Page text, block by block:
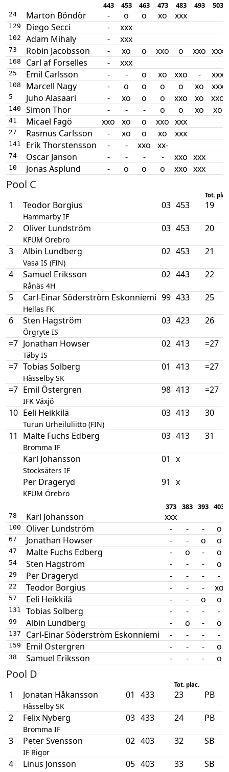
443 453 463 473 483 493 503
24 Marton Böndör - o o xo xxx
129 Diego Secci - xxx
102 Adam Mihaly - xxx
73 Robin Jacobsson - xo o xxo o xxo xxx
168 Carl af Forselles - xxx
25 Emil Carlsson - - o xo xxo - xxx
108 Marcell Nagy - o o o o xo xxx
5 Juho Alasaari - xo o o xxo xo xxo
140 Simon Thor - - - o o xo xo
41 Micael Fagö xxo xo o xxo xxx
27 Rasmus Carlsson - xo o xo xxx
141 Erik Thorstensson - - xxo xx-
74 Oscar Janson - - - - xxo xxx
10 Jonas Asplund - o o o xxo xxx
Pool C
Tot.
1 Teodor Borgius
Hammarby IF
03 453 19
2 Oliver Lundström
KFUM Örebro
03 453 20
3 Albin Lundberg
Vasa IS (FIN)
02 453 21
4 Samuel Eriksson
Rånäs 4H
02 443 22
5 Carl-Einar Söderström Eskonniemi
Hellas FK
99 433 25
6 Sten Hagström
Örgryte IS
03 423 26
=7 Jonathan Howser
Täby IS
02 413 =27
=7 Tobias Solberg
Hässelby SK
01 413 =27
=7 Emil Östergren
IFK Växjö
98 413 =27
10 Eeli Heikkilä
Turun Urheiluliitto (FIN)
03 413 30
11 Malte Fuchs Edberg
Bromma IF
03 413 31
Karl Johansson
Stocksäters IF
01 x
Per Drageryd
KFUM Örebro
91 x
373 383 393 403
78 Karl Johansson xxx
100 Oliver Lundström - - - o
67 Jonathan Howser - - o o
47 Malte Fuchs Edberg - o - o
54 Sten Hagström - - - o
29 Per Drageryd - - - -
22 Teodor Borgius - - - xo
57 Eeli Heikkilä - - o o
131 Tobias Solberg - - - -
99 Albin Lundberg - o - o
137 Carl-Einar Söderström Eskonniemi - - - -
159 Emil Östergren - - - o
38 Samuel Eriksson - - - o
Pool D
Tot. plac.
1 Jonatan Håkansson
Hässelby SK
01 433 23 PB
2 Felix Nyberg
Bromma IF
03 433 24 PB
3 Peter Svensson
IF Rigor
02 403 32 SB
4 Linus Jönsson 05 403 33 SB